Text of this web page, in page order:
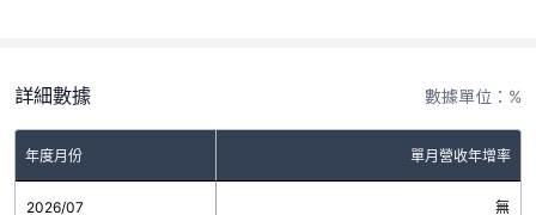
詳細數據 數據單位：%
年度月份 單月營收年增率
2026/07 無